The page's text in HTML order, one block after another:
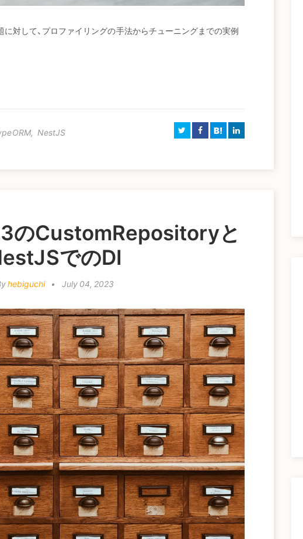
対して、プロファイリングの手法からチューニングまでの実例
, NestJS B!
のCustomRepositoryと
でのDI
hebiguchi • July 04, 2023